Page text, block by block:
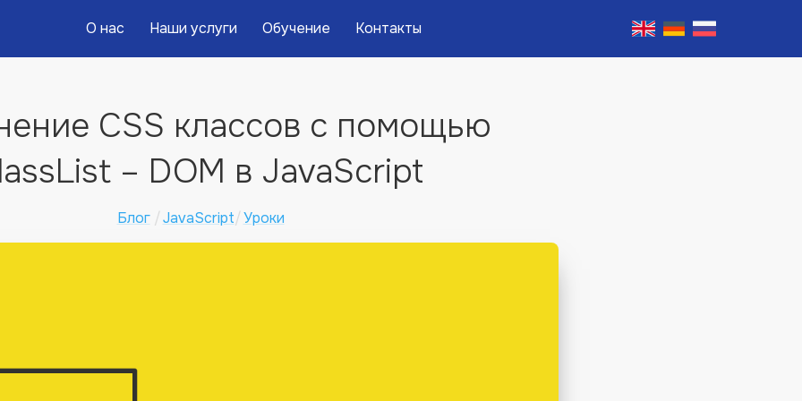
О нас Наши услуги Обучение Контакты
CSS классов с помощью
– DOM в JavaScript
Блог JavaScript Уроки